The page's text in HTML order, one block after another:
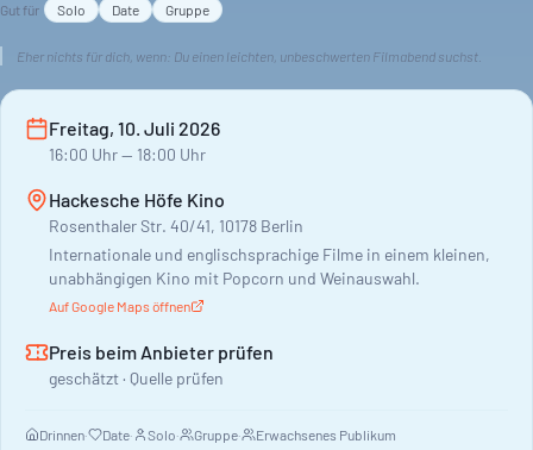
und Protagonistin Sabine Ludwig sind anwesend. Ein Abend,
der zum Nachdenken anregt.
Gut für Solo Date Gruppe
Eher nichts für dich, wenn: Du einen leichten, unbeschwerten Filmabend suchst.
Freitag, 10. Juli 2026
16:00 Uhr— 18:00 Uhr
Hackesche Höfe Kino
Rosenthaler Str. 40/41, 10178 Berlin
Internationale und englischsprachige Filme in einem kleinen,
unabhängigen Kino mit Popcorn und Weinauswahl.
Auf Google Maps öffnen
Preis beim Anbieter prüfen
geschätzt · Quelle prüfen
Drinnen· Date· Solo· Gruppe· Erwachsenes Publikum